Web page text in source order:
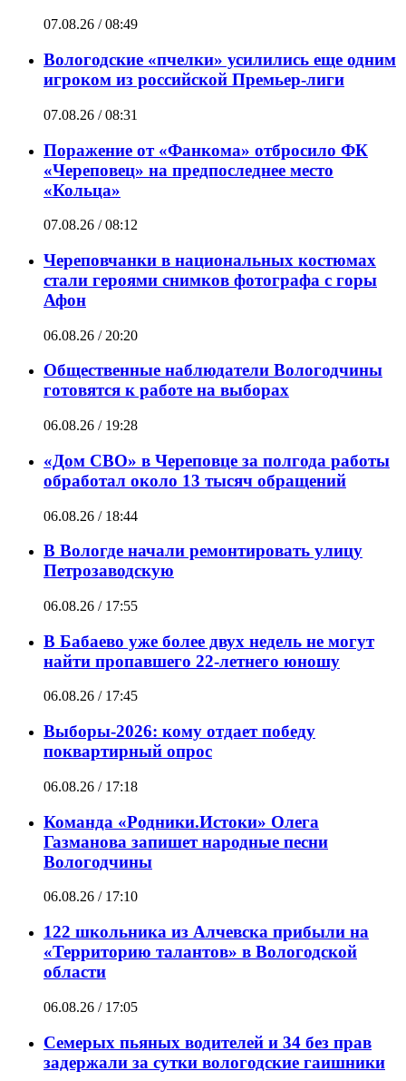
07.08.26 / 08:49
Вологодские «пчелки» усилились еще одним
игроком из российской Премьер-лиги
07.08.26 / 08:31
Поражение от «Фанкома» отбросило ФК
«Череповец» на предпоследнее место
«Кольца»
07.08.26 / 08:12
Череповчанки в национальных костюмах
стали героями снимков фотографа с горы
Афон
06.08.26 / 20:20
Общественные наблюдатели Вологодчины
готовятся к работе на выборах
06.08.26 / 19:28
«Дом СВО» в Череповце за полгода работы
обработал около 13 тысяч обращений
06.08.26 / 18:44
В Вологде начали ремонтировать улицу
Петрозаводскую
06.08.26 / 17:55
В Бабаево уже более двух недель не могут
найти пропавшего 22-летнего юношу
06.08.26 / 17:45
Выборы-2026: кому отдает победу
поквартирный опрос
06.08.26 / 17:18
Команда «Родники.Истоки» Олега
Газманова запишет народные песни
Вологодчины
06.08.26 / 17:10
122 школьника из Алчевска прибыли на
«Территорию талантов» в Вологодской
области
06.08.26 / 17:05
Семерых пьяных водителей и 34 без прав
задержали за сутки вологодские гаишники